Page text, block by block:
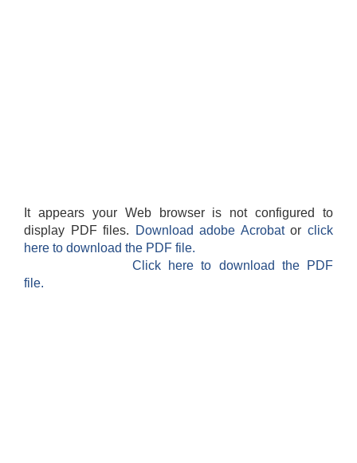
It appears your Web browser is not configured to
display PDF files.
Download adobe Acrobatorclick
here to download the PDF file.
Click here to download the PDF
file.